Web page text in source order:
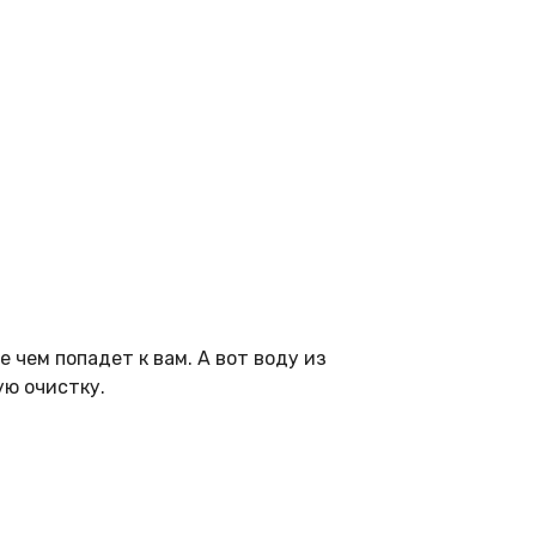
чем попадет к вам. А вот воду из
очистку.